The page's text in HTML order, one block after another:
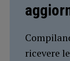
ricevere